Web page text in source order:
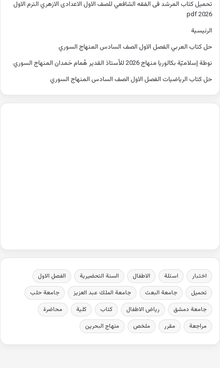
تحميل كتاب المرشد فى الفقه الشافعي للصف الاول الاعدادى الازهري الترم الاول
2026 pdf
الرئيسية
حل كتاب العربي الفصل الاول الصف السادس المنهاج السوري
نوطة إسلاميّة بكالوريا منهاج 2026 للأستاذ القدير هُمام حَمدان المنهاج السوري
حل كتاب الرياضيات الفصل الاول الصف السادس المنهاج السوري
اختبار اسئلة الاطفال السنة التحضيرية
الفصل الاول
تحميل
جامعة البعث جامعة الملك عبد العزيز
جامعة حلب
جامعة دمشق
رياض الاطفال كتاب كلية
محاضرة
مراجعة
مقرر ملخص منهاج البحرين